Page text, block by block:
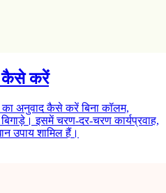
कैसे करें
अनुवाद कैसे करें बिना कॉलम,
इसमें चरण-दर-चरण कार्यप्रवाह,
उपाय शामिल हैं।